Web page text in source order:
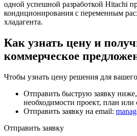
одной успешной разработкой Hitachi
кондиционирования с переменным
хладагента.
Как узнать цену и
коммерческое
Чтобы узнать цену решения для
Отправить быструю заявку
необходимости проект, план или
Отправить заявку на email:
Отправить заявку